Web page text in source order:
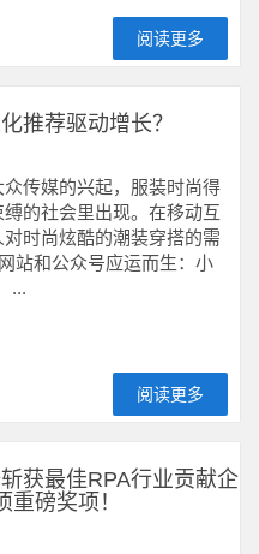
阅读更多
推荐驱动增长？
传媒的兴起，服装时尚得
的社会里出现。在移动互
时尚炫酷的潮装穿搭的需
站和公众号应运而生：小
...
阅读更多
获最佳RPA行业贡献企
磅奖项！